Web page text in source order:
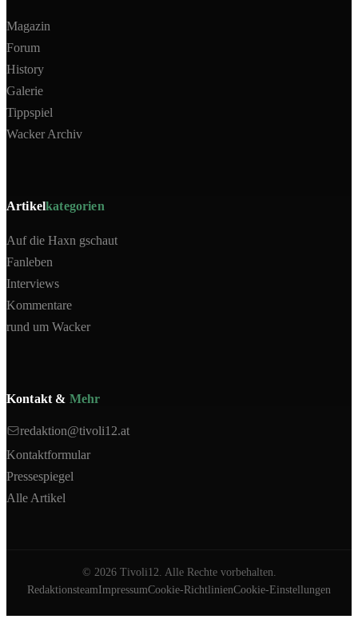
Magazin
Forum
History
Galerie
Tippspiel
Wacker Archiv
Artikelkategorien
Auf die Haxn gschaut
Fanleben
Interviews
Kommentare
rund um Wacker
Kontakt & Mehr
redaktion@tivoli12.at
Kontaktformular
Pressespiegel
Alle Artikel
© 2026Tivoli12. Alle Rechte vorbehalten.
RedaktionsteamImpressumCookie-RichtlinienCookie-Einstellungen